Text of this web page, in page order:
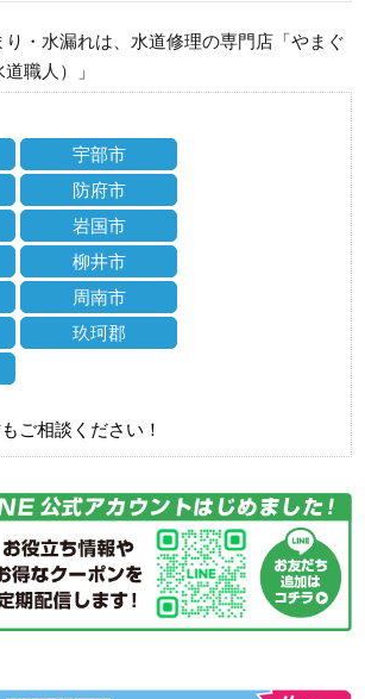
・水漏れは、水道修理の専門店「やまぐ
職人）」
宇部市
防府市
岩国市
柳井市
周南市
玖珂郡
ご相談ください！